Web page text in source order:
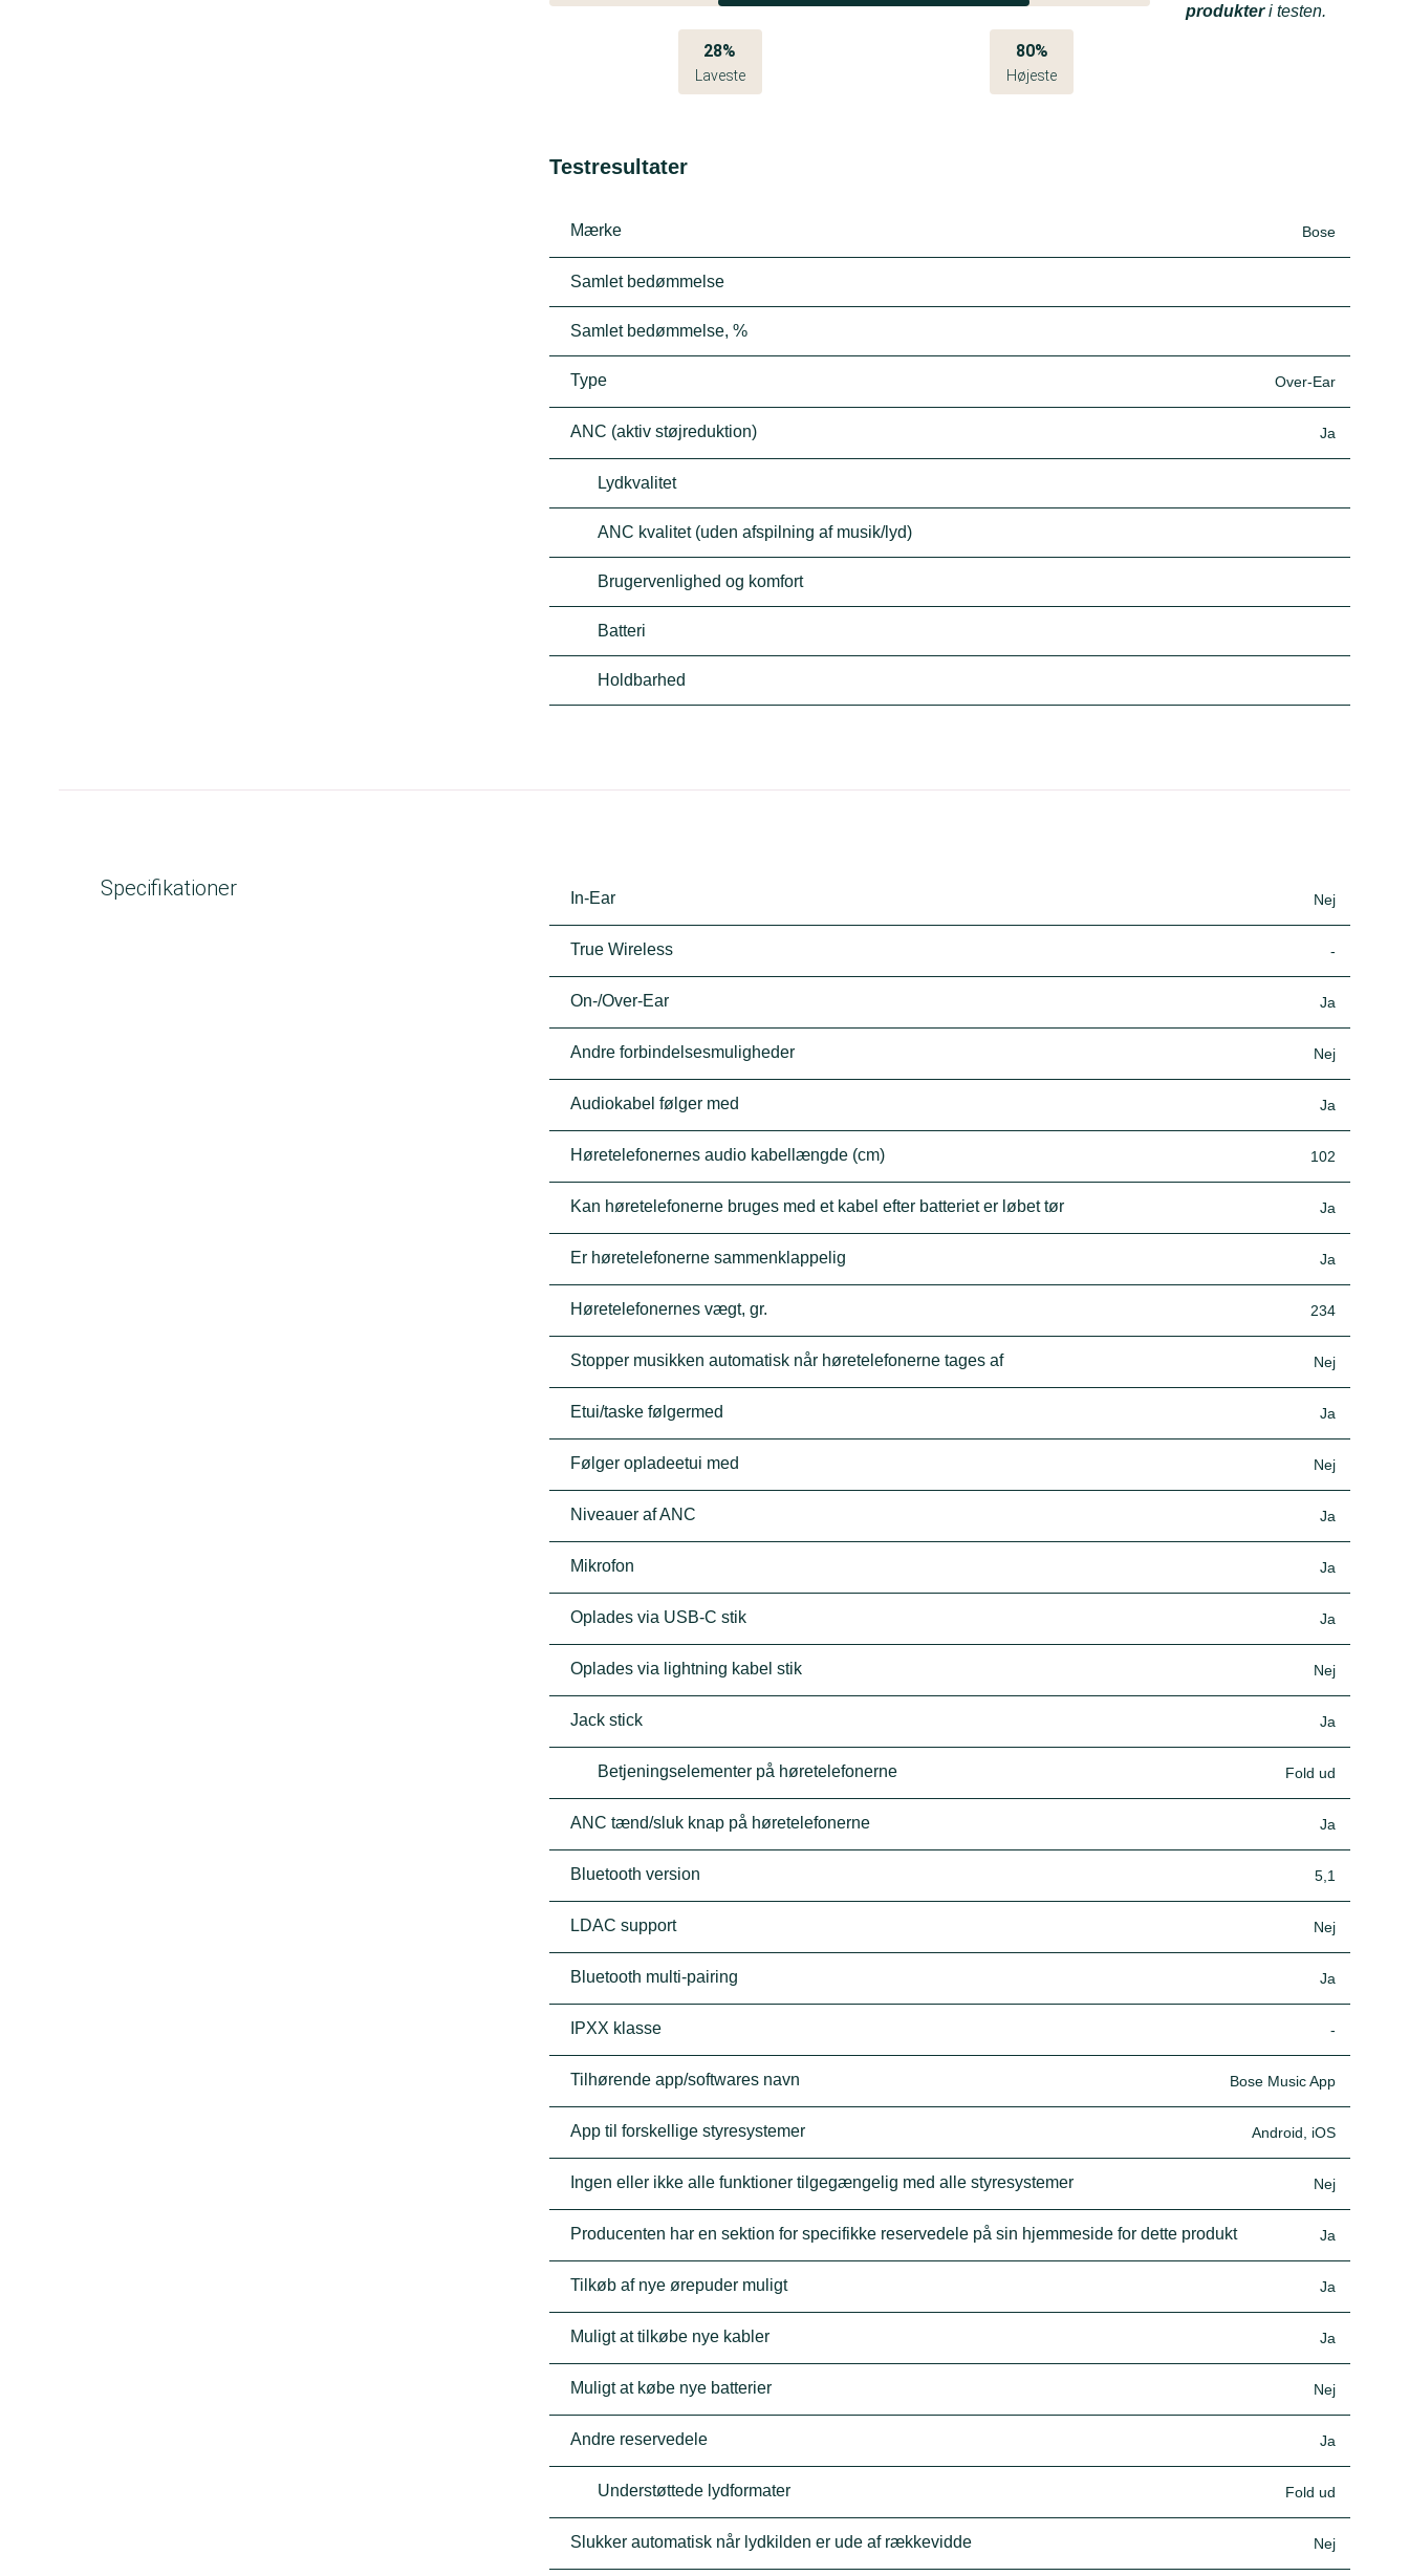
28%
Laveste
80%
Højeste
produkteri testen.
Testresultater
Mærke Bose
Samlet bedømmelse
Samlet bedømmelse, %
Type Over-Ear
ANC (aktiv støjreduktion) Ja
Lydkvalitet
ANC kvalitet (uden afspilning af musik/lyd)
Brugervenlighed og komfort
Batteri
Holdbarhed
Specifikationer In-Ear Nej
True Wireless -
On-/Over-Ear Ja
Andre forbindelsesmuligheder Nej
Audiokabel følger med Ja
Høretelefonernes audio kabellængde (cm) 102
Kan høretelefonerne bruges med et kabel efter batteriet er løbet tør Ja
Er høretelefonerne sammenklappelig Ja
Høretelefonernes vægt, gr. 234
Stopper musikken automatisk når høretelefonerne tages af Nej
Etui/taske følgermed Ja
Følger opladeetui med Nej
Niveauer af ANC Ja
Mikrofon Ja
Oplades via USB-C stik Ja
Oplades via lightning kabel stik Nej
Jack stick Ja
Betjeningselementer på høretelefonerne Fold ud
ANC tænd/sluk knap på høretelefonerne Ja
Bluetooth version 5,1
LDAC support Nej
Bluetooth multi-pairing Ja
IPXX klasse -
Tilhørende app/softwares navn Bose Music App
App til forskellige styresystemer Android, iOS
Ingen eller ikke alle funktioner tilgegængelig med alle styresystemer Nej
Producenten har en sektion for specifikke reservedele på sin hjemmeside for dette produkt Ja
Tilkøb af nye ørepuder muligt Ja
Muligt at tilkøbe nye kabler Ja
Muligt at købe nye batterier Nej
Andre reservedele Ja
Understøttede lydformater Fold ud
Slukker automatisk når lydkilden er ude af rækkevidde Nej